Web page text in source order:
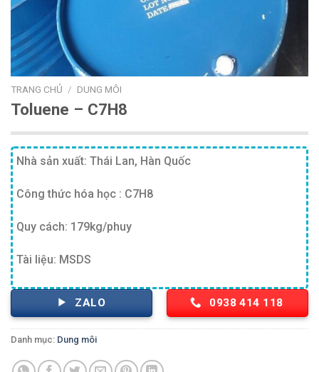
TRANG CHỦ / DUNG MÔI
Toluene – C7H8
Nhà sản xuất: Thái Lan, Hàn Quốc
Công thức hóa học : C7H8
Quy cách: 179kg/phuy
Tài liệu: MSDS
ZALO 0938 414 118
Danh mục: Dung môi